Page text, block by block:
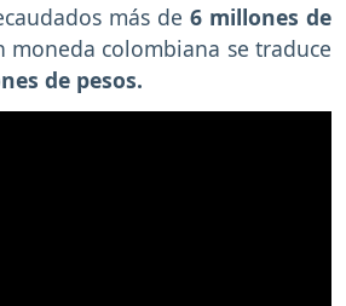
más de 6 millones de
moneda colombiana se traduce
de pesos.